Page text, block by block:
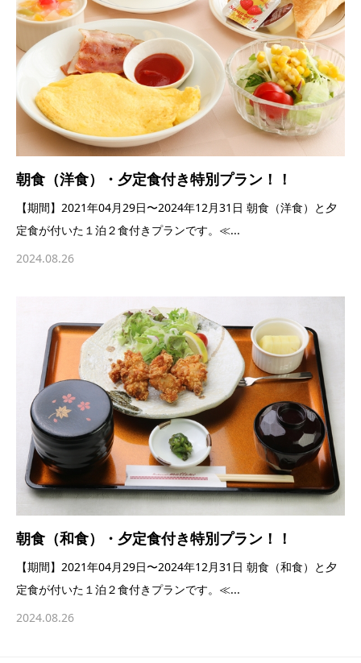
朝食（洋食）・夕定食付き特別プラン！！
【期間】2021年04月29日〜2024年12月31日 朝食（洋食）と夕
定食が付いた１泊２食付きプランです。≪...
2024.08.26
朝食（和食）・夕定食付き特別プラン！！
【期間】2021年04月29日〜2024年12月31日 朝食（和食）と夕
定食が付いた１泊２食付きプランです。≪...
2024.08.26